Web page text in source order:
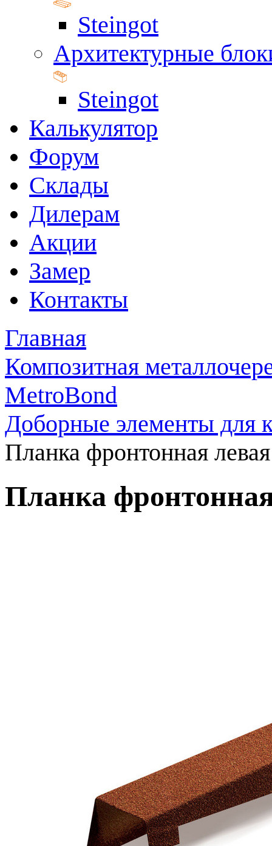
Steingot
Архитектурные
Steingot
Калькулятор
Форум
Склады
Дилерам
Акции
Замер
Контакты
Главная
Композитная
MetroBond
Доборные элементы для
Планка фронтонная левая
Планка